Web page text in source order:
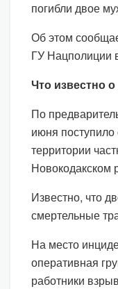
погибли двое
Об этом
ГУ Нацполиции
Что известно
По
июня
территории
Новокодакском
Известно, что
смертельные
На место
оперативная
работники